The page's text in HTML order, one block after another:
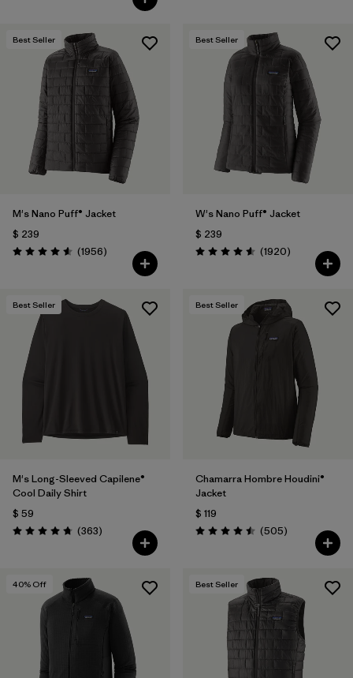
Best Seller
M's Nano Puff® Jacket
$ 239
Valoración: 4.6 / 5
(1956Comentarios
)
Best Seller
W's Nano Puff® Jacket
$ 239
Valoración: 4.6 / 5
(1920Comentarios
)
Best Seller
M's Long-Sleeved Capilene®
Cool Daily Shirt
$ 59
Valoración: 4.7 / 5
(363Comentarios
)
Best Seller
Chamarra Hombre Houdini®
Jacket
$ 119
Valoración: 4.5 / 5
(505Comentarios
)
40% Off Best Seller